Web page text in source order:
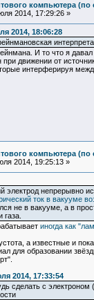
компьютера (по
2014, 17:29:26 »
2014, 18:06:28
И то что я
при движении от
интерферируя
компьютера (по
2014, 19:25:13 »
электрод непрерывно
ток в вакууме
не в вакууме, а в
иногда как
а известные и
для образовании
2014, 17:33:54
сделать с